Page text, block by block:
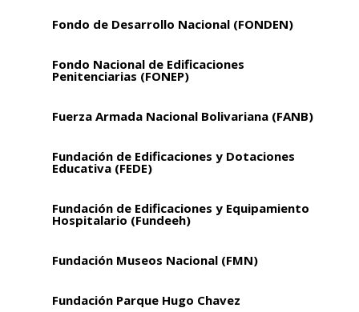
Fondo de Desarrollo Nacional (FONDEN)
Fondo Nacional de Edificaciones
Penitenciarias (FONEP)
Fuerza Armada Nacional Bolivariana (FANB)
Fundación de Edificaciones y Dotaciones
Educativa (FEDE)
Fundación de Edificaciones y Equipamiento
Hospitalario (Fundeeh)
Fundación Museos Nacional (FMN)
Fundación Parque Hugo Chavez